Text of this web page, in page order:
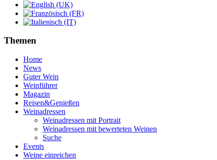
Themen
Home
News
Guter Wein
Weinführer
Magazin
Reisen&Genießen
Weinadressen
Weinadressen mit Portrait
Weinadressen mit bewerteten Weinen
Suche
Events
Weine einreichen